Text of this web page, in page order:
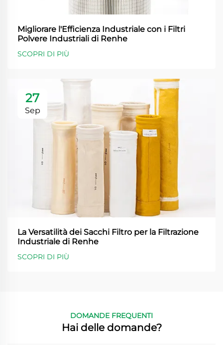
Migliorare l'Efficienza Industriale con i Filtri
Polvere Industriali di Renhe
SCOPRI DI PIÙ
27
Sep
La Versatilità dei Sacchi Filtro per la Filtrazione
Industriale di Renhe
SCOPRI DI PIÙ
DOMANDE FREQUENTI
Hai delle domande?